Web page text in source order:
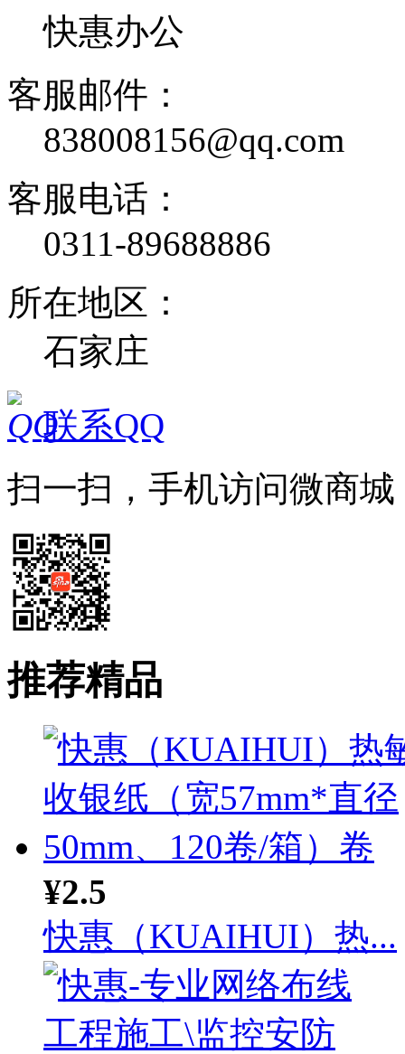
快惠办公
客服邮件：
838008156@qq.com
客服电话：
0311-89688886
所在地区：
石家庄
联系QQ
扫一扫，手机访问微商城
推荐精品
¥2.5
快惠（KUAIHUI）热...